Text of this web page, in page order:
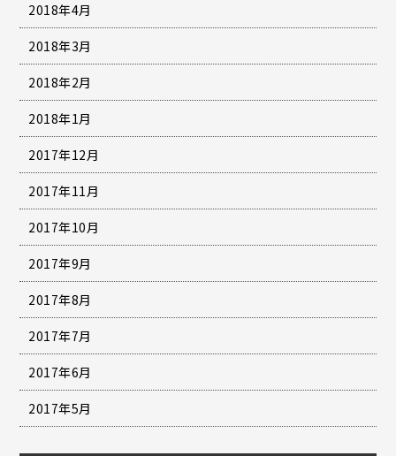
2018年4月
2018年3月
2018年2月
2018年1月
2017年12月
2017年11月
2017年10月
2017年9月
2017年8月
2017年7月
2017年6月
2017年5月